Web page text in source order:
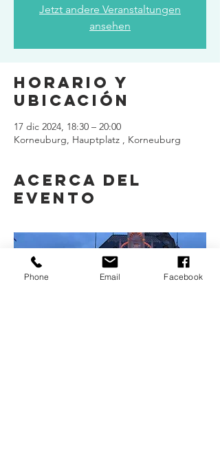
Jetzt andere Veranstaltungen
ansehen
Horario y
ubicación
17 dic 2024, 18:30 – 20:00
Korneuburg, Hauptplatz , Korneuburg
Acerca del
evento
Phone Email Facebook